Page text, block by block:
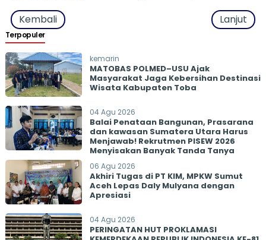
Kembali Lanjut
Terpopuler
kemarin
MATOBAS POLMED–USU Ajak
Masyarakat Jaga Kebersihan Destinasi
Wisata Kabupaten Toba
04 Agu 2026
Balai Penataan Bangunan, Prasarana
dan kawasan Sumatera Utara Harus
Menjawab! Rekrutmen PISEW 2026
Menyisakan Banyak Tanda Tanya
06 Agu 2026
Akhiri Tugas di PT KIM, MPKW Sumut
Aceh Lepas Daly Mulyana dengan
Apresiasi
04 Agu 2026
PERINGATAN HUT PROKLAMASI